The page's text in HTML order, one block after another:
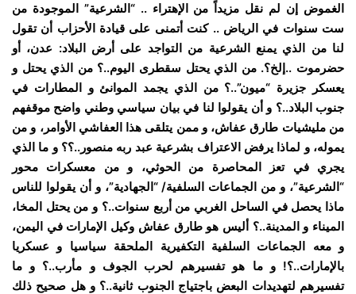
الغموض إن لم نقل مزيداً من الإهتراء .. “الشرعية” الموجودة من
ست سنوات في الرياض .. كنت أتمنى على قيادة الأحزاب أن تقول
لنا من الذي يمنع الشرعية من التواجد على أرض البلاد: عدن، أو
حضرموت ..إلخ؟. من الذي يحتل سقطرى اليوم..؟ من الذي يحتل و
يعسكر جزيرة “ميون”..؟ من الذي يجمد الموانئ و المطارات في
جنوب البلاد..؟ و أن يقولوا لنا في بيان سياسي وطني واضح موقفهم
من مليشيات طارق عفاش، و ممن يتلقى هذا العفاشي الأوامر، و من
يموله، و لماذا يرفض الاعتراف بشرعية عبد ربه منصور..؟؟ و ما الذي
يجري في تعز المحاصرة من الحوثي، و من معسكرات محور
“الشرعية”، و من الجماعات السلفية/ “الجهادية”، و أن يقولوا للناس
ماذا يحصل في الساحل الغربي من أربع سنوات..؟ و من يحتل المخا،
الميناء و المدينة..؟ أليس هو طارق عفاش وكيل الإمارات في اليمن،
و معه الجماعات السلفية التكفيرية الملحقة سياسيا و عسكريا
بالإمارات..؟! و ما هو تفسيرهم لحرب الجوف و مأرب..؟ و ما
تفسيرهم لتهديدات البعض باجتياج الجنوب ثانية..؟ و هل صحيح ذلك